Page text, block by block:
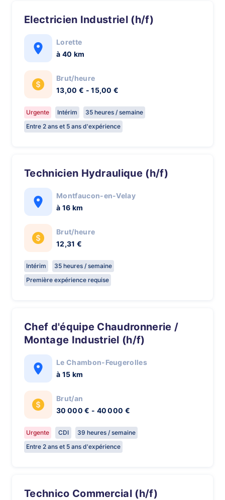
Electricien Industriel (h/f)
Lorette
à 40 km
Brut/heure
13,00 € - 15,00 €
Urgente Intérim
35 heures / semaine
Entre 2 ans et 5 ans d'expérience
Technicien Hydraulique (h/f)
Montfaucon-en-Velay
à 16 km
Brut/heure
12,31 €
Intérim
35 heures / semaine
Première expérience requise
Chef d'équipe Chaudronnerie /
Montage Industriel (h/f)
Le Chambon-Feugerolles
à 15 km
Brut/an
30 000 € - 40 000 €
Urgente CDI
39 heures / semaine
Entre 2 ans et 5 ans d'expérience
Technico Commercial (h/f)